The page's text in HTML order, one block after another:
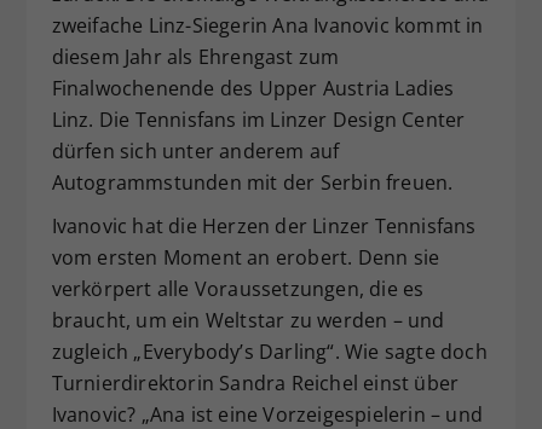
zweifache Linz-Siegerin Ana Ivanovic kommt in
diesem Jahr als Ehrengast zum
Finalwochenende des Upper Austria Ladies
Linz. Die Tennisfans im Linzer Design Center
dürfen sich unter anderem auf
Autogrammstunden mit der Serbin freuen.
Ivanovic hat die Herzen der Linzer Tennisfans
vom ersten Moment an erobert. Denn sie
verkörpert alle Voraussetzungen, die es
braucht, um ein Weltstar zu werden – und
zugleich „Everybody’s Darling“. Wie sagte doch
Turnierdirektorin Sandra Reichel einst über
Ivanovic? „Ana ist eine Vorzeigespielerin – und
Zweck
Dieser Wert speichert Ihre Consent-
Einstellungen. Unter anderem eine
zufällig generierte ID, für die
historische Speicherung Ihrer
vorgenommen Einstellungen, falls der
Webseiten-Betreiber dies eingestellt
hat.